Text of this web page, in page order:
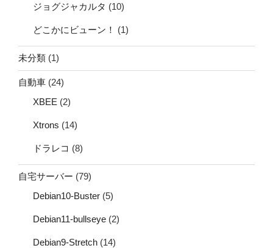
ジョグジャカルタ (10)
どこかにビューン！ (1)
未分類 (1)
自動車 (24)
XBEE (2)
Xtrons (14)
ドラレコ (8)
自宅サーバー (79)
Debian10-Buster (5)
Debian11-bullseye (2)
Debian9-Stretch (14)